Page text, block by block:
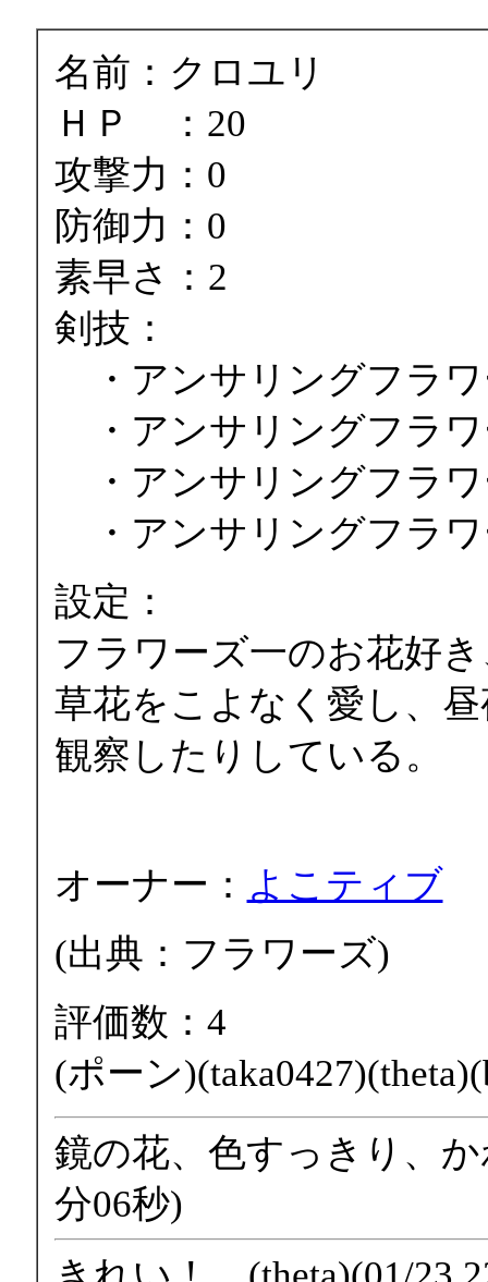
名前：クロユリ
ＨＰ ：20
攻撃力：0
防御力：0
素早さ：2
剣技：
・アンサリングフラ
・アンサリングフラ
・アンサリングフラ
・アンサリングフラ
設定：
フラワーズ一のお花好
草花をこよなく愛し、
観察したりしている。
オーナー： よこティブ
(出典：フラワーズ)
評価数：4
(ポーン
鏡の花、色すっきり、
分06秒)